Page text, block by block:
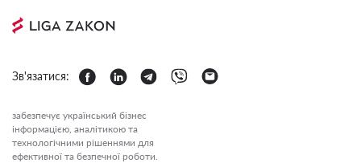
Зв'язатися:
забезпечує український бізнес
інформацією, аналітикою та
технологічними рішеннями для
ефективної та безпечної роботи.